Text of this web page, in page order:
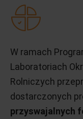
W ramach
Laboratoriach
Rolniczych
dostarczonych
przyswajalnych